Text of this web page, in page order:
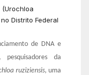
(Urochloa
Distrito Federal
de DNA e
da
ruziziensis, uma